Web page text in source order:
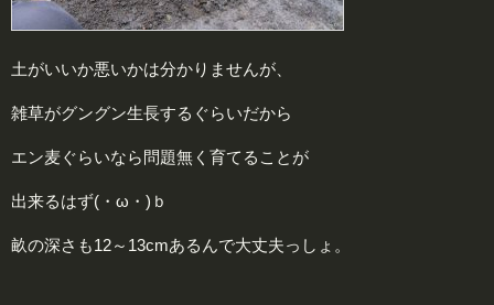
土がいいか悪いかは分かりませんが、
雑草がグングン生長するぐらいだから
エン麦ぐらいなら問題無く育てることが
出来るはず(・ω・)ｂ
畝の深さも12～13cmあるんで大丈夫っしょ。